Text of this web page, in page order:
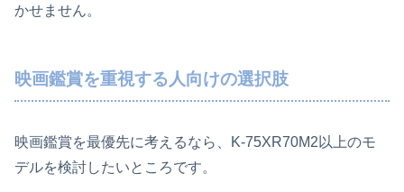
かせません。
映画鑑賞を重視する人向けの選択肢
映画鑑賞を最優先に考えるなら、K-75XR70M2以上のモ
デルを検討したいところです。